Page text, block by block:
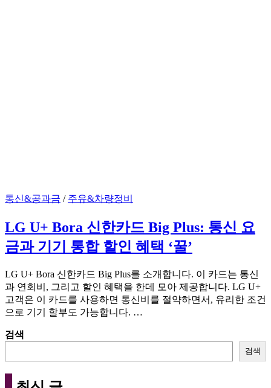
통신&공과금 / 주유&차량정비
LG U+ Bora 신한카드 Big Plus: 통신 요
금과 기기 통합 할인 혜택 ‘꿀’
LG U+ Bora 신한카드 Big Plus를 소개합니다. 이 카드는 통신
과 연회비, 그리고 할인 혜택을 한데 모아 제공합니다. LG U+
고객은 이 카드를 사용하면 통신비를 절약하면서, 유리한 조건
으로 기기 할부도 가능합니다. …
검색
검색